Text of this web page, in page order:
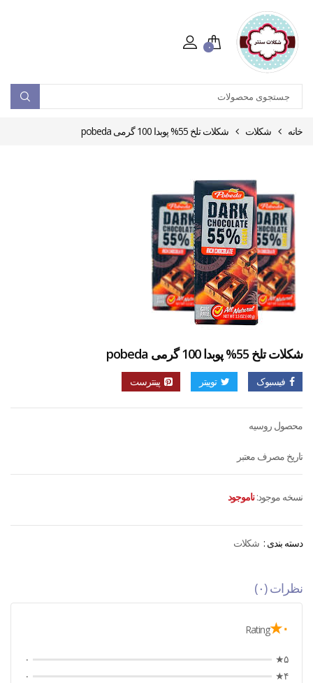
۰
خانه شکلات شکلات تلخ 55% پوبدا 100 گرمی pobeda
شکلات تلخ 55% پوبدا 100 گرمی pobeda
فیسبوک توییتر پینترست
محصول روسیه
تاریخ مصرف معتبر
نسخه موجود: ناموجود
دسته بندی : شکلات
نظرات (۰)
۰★ Rating
۵★
۰
۴★
۰